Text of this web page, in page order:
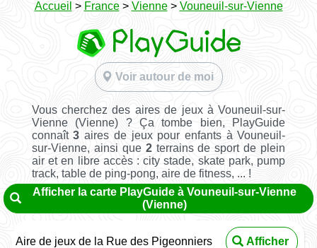
Accueil > France> Vienne> Vouneuil-sur-Vienne
Voir autour de moi
Vous cherchez des aires de jeux à Vouneuil-sur-
Vienne (Vienne) ? Ça tombe bien, PlayGuide
connaît3 aires de jeux pour enfants à Vouneuil-
sur-Vienne, ainsi que 2terrains de sport de plein
air et en libre accès : city stade, skate park, pump
track, table de ping-pong, aire de fitness, ... !
Afficher la carte PlayGuide à Vouneuil-sur-Vienne
(Vienne)
Aire de jeux de la Rue des Pigeonniers Afficher